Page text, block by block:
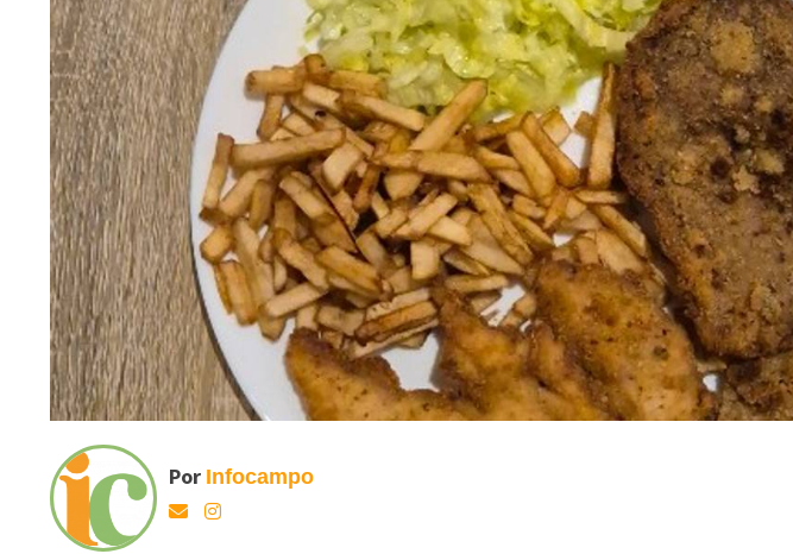
Por Infocampo